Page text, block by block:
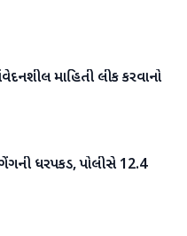
માહિતી લીક કરવાનો
ધરપકડ, પોલીસે 12.4